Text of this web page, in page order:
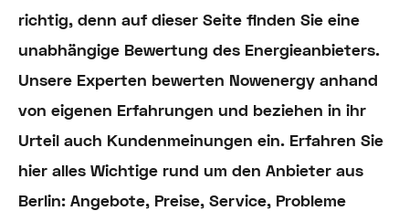
richtig, denn auf dieser Seite finden Sie eine
unabhängige Bewertung des Energieanbieters.
Unsere Experten bewerten Nowenergy anhand
von eigenen Erfahrungen und beziehen in ihr
Urteil auch Kundenmeinungen ein. Erfahren Sie
hier alles Wichtige rund um den Anbieter aus
Berlin: Angebote, Preise, Service, Probleme